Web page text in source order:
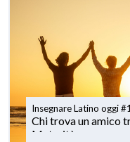
Insegnare
Chi trova un amico
Maturità